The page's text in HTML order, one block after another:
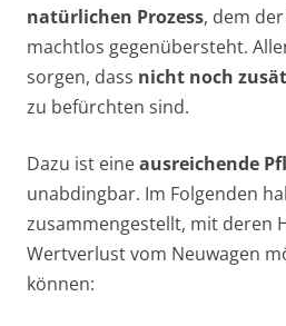
natürlichen Prozess, dem
machtlos gegenübersteht.
sorgen, dass nicht noch
zu befürchten sind.
Dazu ist eineausreichende
unabdingbar. Im Folgenden
zusammengestellt, mit deren
Wertverlust vom Neuwagen
können: